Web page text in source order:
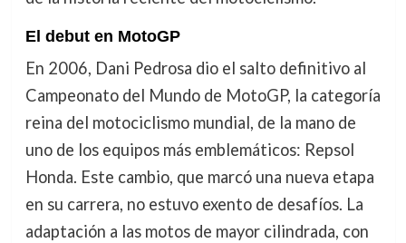
El debut en MotoGP
En 2006, Dani Pedrosa dio el salto definitivo al
Campeonato del Mundo de MotoGP, la categoría
reina del motociclismo mundial, de la mano de
uno de los equipos más emblemáticos: Repsol
Honda. Este cambio, que marcó una nueva etapa
en su carrera, no estuvo exento de desafíos. La
adaptación a las motos de mayor cilindrada, con